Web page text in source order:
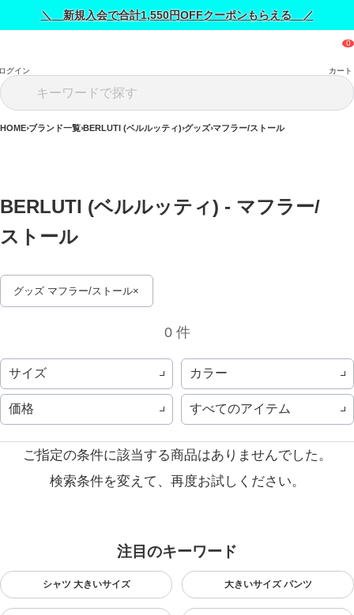
＼ 新規入会で合計1,550円OFFクーポンもらえる ／
グイン カート
HOME ブランド一覧 BERLUTI (ベルルッティ) グッズ マフラー/ストール
BERLUTI (ベルルッティ) - マフラー/
ストール
グッズ マフラー/ストール
0 件
サイズ カラー
価格 すべてのアイテム
ご指定の条件に該当する商品はありませんでした。
検索条件を変えて、再度お試しください。
注目のキーワード
シャツ 大きいサイズ 大きいサイズ パンツ